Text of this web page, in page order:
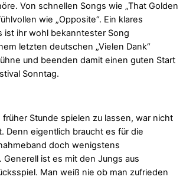
Von schnellen Songs wie „That Golden
wie „Opposite“. Ein klares
ist ihr wohl bekanntester Song
letzten deutschen „Vielen Dank“
und beenden damit einen guten Start
Sonntag.
Stunde spielen zu lassen, war nicht
Denn eigentlich braucht es für die
doch wenigstens
Generell ist es mit den Jungs aus
Man weiß nie ob man zufrieden